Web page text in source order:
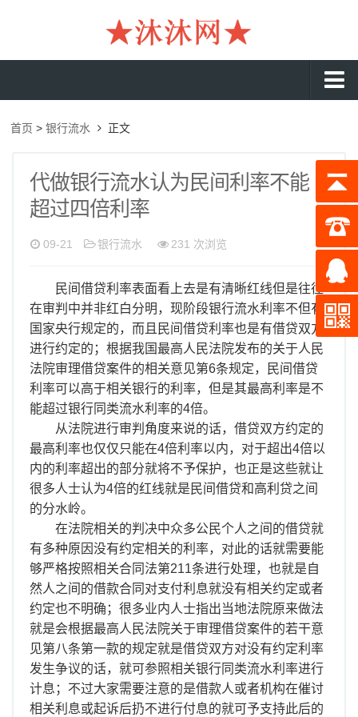
工资流水
入职流水
企业流水
存款证明
在职证明
离职证明
首页 >银行流水 正文
代做银行流水认为民间利率不能
超过四倍利率
09-21 银行流水 231 次浏览
民间借贷利率表面看上去是有清晰红线但是往往
在审判中并非红白分明，现阶段银行流水利率不但有
国家央行规定的，而且民间借贷利率也是有借贷双方
进行约定的；根据我国最高人民法院发布的关于人民
法院审理借贷案件的相关意见第6条规定，民间借贷
利率可以高于相关银行的利率，但是其最高利率是不
能超过银行同类流水利率的4倍。
从法院进行审判角度来说的话，借贷双方约定的
最高利率也仅仅只能在4倍利率以内，对于超出4倍以
内的利率超出的部分就将不予保护，也正是这些就让
很多人士认为4倍的红线就是民间借贷和高利贷之间
的分水岭。
在法院相关的判决中众多公民个人之间的借贷就
有多种原因没有约定相关的利率，对此的话就需要能
够严格按照相关合同法第211条进行处理，也就是自
然人之间的借款合同对支付利息就没有相关约定或者
约定也不明确；很多业内人士指出当地法院原来做法
就是会根据最高人民法院关于审理借贷案件的若干意
见第八条第一款的规定就是借贷双方对没有约定利率
发生争议的话，就可参照相关银行同类流水利率进行
计息；不过大家需要注意的是借款人或者机构在催讨
相关利息或起诉后扔不进行付息的就可予支持此后的